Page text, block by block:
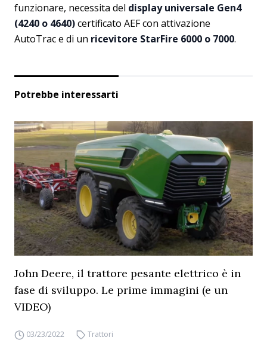
funzionare, necessita del display universale Gen4
(4240 o 4640)certificato AEF con attivazione
AutoTrac e di un ricevitore StarFire 6000 o 7000.
Potrebbe interessarti
John Deere, il trattore pesante elettrico è in
fase di sviluppo. Le prime immagini (e un
VIDEO)
03/23/2022 Trattori